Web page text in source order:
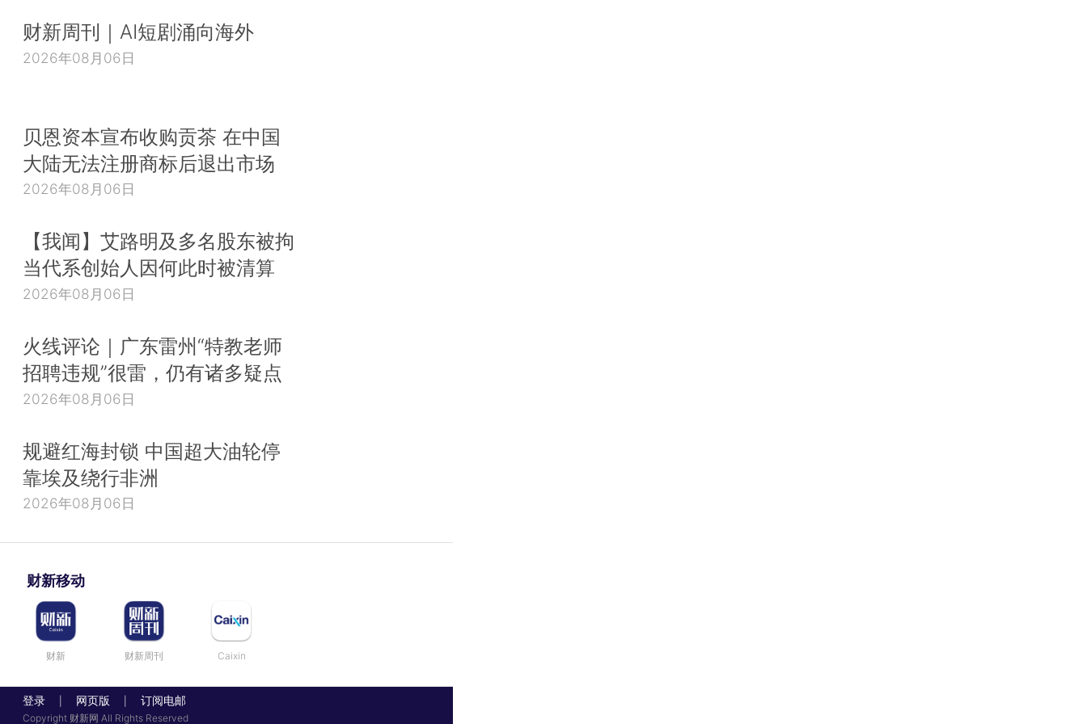
财新周刊｜AI短剧涌向海外
2026年08月06日
贝恩资本宣布收购贡茶 在中国
大陆无法注册商标后退出市场
2026年08月06日
【我闻】艾路明及多名股东被拘
当代系创始人因何此时被清算
2026年08月06日
火线评论｜广东雷州“特教老师
招聘违规”很雷，仍有诸多疑点
2026年08月06日
规避红海封锁 中国超大油轮停
靠埃及绕行非洲
2026年08月06日
财新移动
财新 财新周刊 Caixin
登录 网页版 订阅电邮
Copyright 财新网 All Rights Reserved